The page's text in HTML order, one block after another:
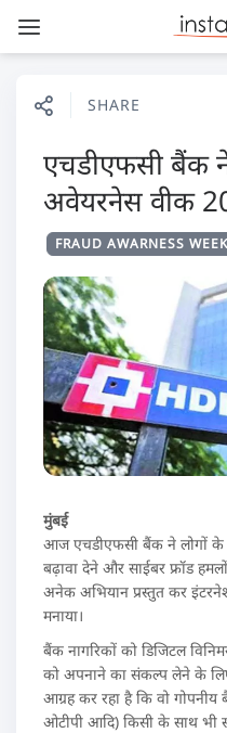
SHARE
एचडीएफसी बैंक
अवेयरनेस वीक
FRAUD AWARNESS WEEK
मुंबई
आज एचडीएफसी बैंक ने लोगों के
बढ़ावा देने और साईबर फ्रॉड
अनेक अभियान प्रस्तुत कर
मनाया।
बैंक नागरिकों को डिजिटल
को अपनाने का संकल्प लेने के
आग्रह कर रहा है कि वो गोपनीय
ओटीपी आदि) किसी के साथ भी